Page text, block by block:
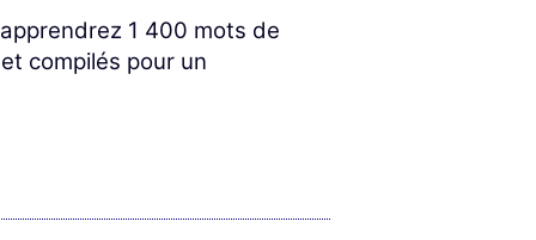
1 400 mots de
compilés pour un